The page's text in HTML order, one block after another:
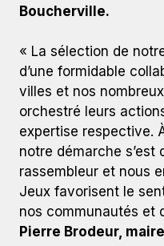
Boucherville.
« La sélection de
d’une formidable
villes et nos
orchestré leurs
expertise respective.
notre démarche s’est
rassembleur et nous
Jeux favorisent le
nos communautés et
Pierre Brodeur,